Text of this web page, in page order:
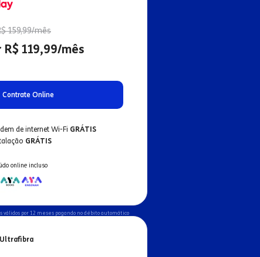
159,99/mês
R$ 119,99/mês
Contrate Online
de internet Wi-Fi GRÁTIS
GRÁTIS
online incluso
válidos por 12 meses pagando no débito automático